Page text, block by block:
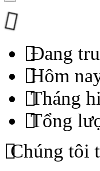
Đang
Hôm
Tháng
Tổng
Chúng tôi